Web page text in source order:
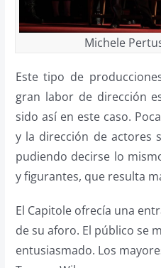
Michele
Este tipo de
gran labor de dirección
sido así en este caso.
y la dirección de actores
pudiendo decirse lo
y figurantes, que resulta
El Capitole ofrecía una
de su aforo. El público se
entusiasmado. Los